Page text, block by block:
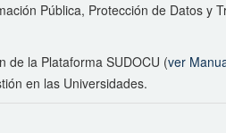
Pública, Protección de Datos y
de la Plataforma SUDOCU (ver
en las Universidades.